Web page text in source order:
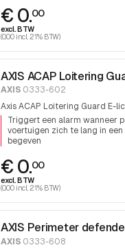
€ 0.00
excl. BTW
(0.00 incl. 21% BTW)
AXIS ACAP Loitering
AXIS 0333-602
Axis ACAP Loitering Guard E-
Triggert een alarm wanneer
voertuigen zich te lang in
begeven
€ 0.00
excl. BTW
(0.00 incl. 21% BTW)
AXIS Perimeter
AXIS 0333-608